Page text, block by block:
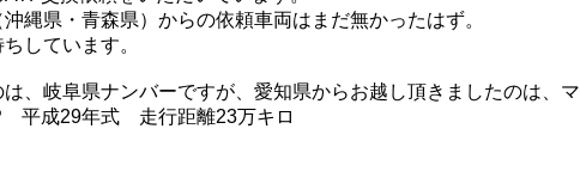
縄県・青森県）からの依頼車両はまだ無かったはず。
しています。
、岐阜県ナンバーですが、愛知県からお越し頂きましたのは、マ
成29年式 走行距離23万キロ